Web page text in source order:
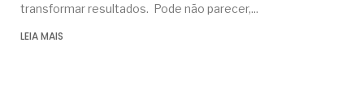
transformar resultados. Pode não parecer,
LEIA MAIS